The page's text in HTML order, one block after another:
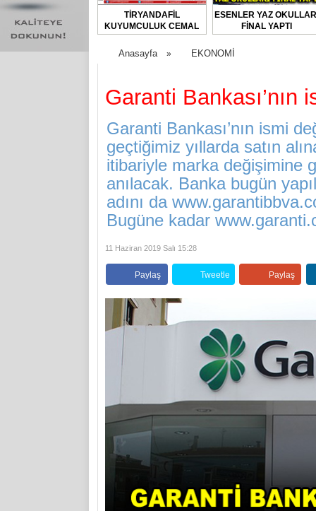
TİRYANDAFİL
KUYUMCULUK CEMAL
TURGUT’UN EV
SAHİPLİĞİNDE
FLORYA’DA ANLAMLI
ESENLER YAZ
FİNAL YAPTI
Anasayfa » EKONOMİ
Garanti Bankası’nın
Garanti Bankası’nın ismi
geçtiğimiz yıllarda satın
itibariyle marka değişimine
anılacak. Banka bugün
adını da
Bugüne kadar
11 Haziran 2019 Salı 15:28
Paylaş Tweetle Paylaş